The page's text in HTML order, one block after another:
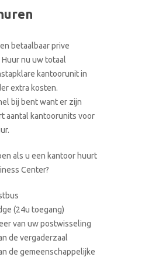
betaalbaar prive
nu uw totaal
kantoorunit in
extra kosten.
bij bent want er zijn
aantal kantoorunits voor
als u een kantoor huurt
Center?
(24u toegang)
van uw postwisseling
de vergaderzaal
de gemeenschappelijke